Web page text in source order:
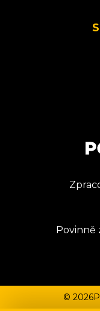
Povinně
©